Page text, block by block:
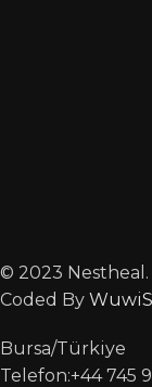
© 2023
Coded By
Bursa/Türkiye
Telefon:+44 745